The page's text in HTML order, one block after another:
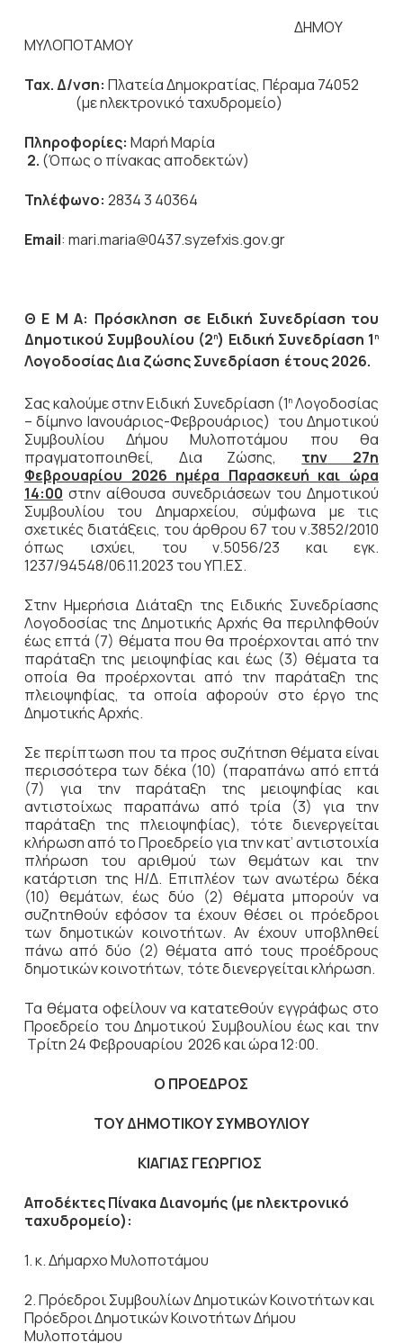
ΔΗΜΟΥ
ΜΥΛΟΠΟΤΑΜΟΥ
Ταχ. Δ/νση: Πλατεία Δημοκρατίας, Πέραμα 74052
(με ηλεκτρονικό ταχυδρομείο)
Πληροφορίες: Μαρή Μαρία
2. (Όπως ο πίνακας αποδεκτών)
Τηλέφωνο: 2834 3 40364
Email: mari.maria@0437.syzefxis.gov.gr
Θ Ε Μ Α: Πρόσκληση σε Ειδική Συνεδρίαση του
Δημοτικού Συμβουλίου (2η) Ειδική Συνεδρίαση 1 η
Λογοδοσίας Δια ζώσης Συνεδρίαση έτους 2026.
Σας καλούμε στην Ειδική Συνεδρίαση (1ηΛογοδοσίας
– δίμηνο Ιανουάριος-Φεβρουάριος) του Δημοτικού
Συμβουλίου Δήμου Μυλοποτάμου που θα
πραγματοποιηθεί, Δια Ζώσης,
την
27η
Φεβρουαρίου 2026 ημέρα Παρασκευή και ώρα
14:00 στην αίθουσα συνεδριάσεων του Δημοτικού
Συμβουλίου του Δημαρχείου, σύμφωνα με τις
σχετικές διατάξεις, του άρθρου 67 του ν.3852/2010
όπως ισχύει, του ν.5056/23 και εγκ.
1237/94548/06.11.2023 του ΥΠ.ΕΣ.
Στην Ημερήσια Διάταξη της Ειδικής Συνεδρίασης
Λογοδοσίας της Δημοτικής Αρχής θα περιληφθούν
έως επτά (7) θέματα που θα προέρχονται από την
παράταξη της μειοψηφίας και έως (3) θέματα τα
οποία θα προέρχονται από την παράταξη της
πλειοψηφίας, τα οποία αφορούν στο έργο της
Δημοτικής Αρχής.
Σε περίπτωση που τα προς συζήτηση θέματα είναι
περισσότερα των δέκα (10) (παραπάνω από επτά
(7) για την παράταξη της μειοψηφίας και
αντιστοίχως παραπάνω από τρία (3) για την
παράταξη της πλειοψηφίας), τότε διενεργείται
κλήρωση από το Προεδρείο για την κατ’ αντιστοιχία
πλήρωση του αριθμού των θεμάτων και την
κατάρτιση της Η/Δ. Επιπλέον των ανωτέρω δέκα
(10) θεμάτων, έως δύο (2) θέματα μπορούν να
συζητηθούν εφόσον τα έχουν θέσει οι πρόεδροι
των δημοτικών κοινοτήτων. Αν έχουν υποβληθεί
πάνω από δύο (2) θέματα από τους προέδρους
δημοτικών κοινοτήτων, τότε διενεργείται κλήρωση.
Τα θέματα οφείλουν να κατατεθούν εγγράφως στο
Προεδρείο του Δημοτικού Συμβουλίου έως και την
Τρίτη 24 Φεβρουαρίου 2026 και ώρα 12:00.
Ο ΠΡΟΕΔΡΟΣ
ΤΟΥ ΔΗΜΟΤΙΚΟΥ ΣΥΜΒΟΥΛΙΟΥ
ΚΙΑΓΙΑΣ ΓΕΩΡΓΙΟΣ
Αποδέκτες Πίνακα Διανομής (με ηλεκτρονικό
ταχυδρομείο):
1. κ. Δήμαρχο Μυλοποτάμου
2. Πρόεδροι Συμβουλίων Δημοτικών Κοινοτήτων και
Πρόεδροι Δημοτικών Κοινοτήτων Δήμου
Μυλοποτάμου